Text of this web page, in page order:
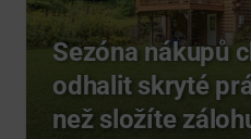
Sezóna nákupů
odhalit skryté
než složíte